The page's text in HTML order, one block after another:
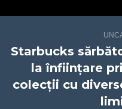
Starbucks
la înființare
colecții cu